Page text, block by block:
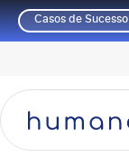
Casos de Sucesso